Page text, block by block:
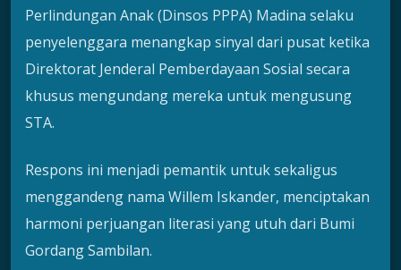
Perlindungan Anak (Dinsos PPPA) Madina selaku
penyelenggara menangkap sinyal dari pusat ketika
Direktorat Jenderal Pemberdayaan Sosial secara
khusus mengundang mereka untuk mengusung
STA.
Respons ini menjadi pemantik untuk sekaligus
menggandeng nama Willem Iskander, menciptakan
harmoni perjuangan literasi yang utuh dari Bumi
Gordang Sambilan.